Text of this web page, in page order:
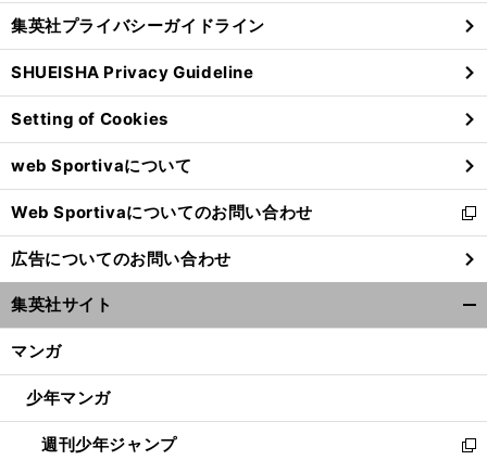
る
し
い
ウ
ィ
ン
ド
ウ
で
開
く
集英社プライバシーガイドライン
SHUEISHA Privacy Guideline
Setting of Cookies
web Sportivaについて
Web Sportivaについてのお問い合わせ
新
し
い
ウ
ィ
ン
ウ
開
く
広告についてのお問い合わせ
集英社サイト
マンガ
少年マンガ
週刊少年ジャンプ
新